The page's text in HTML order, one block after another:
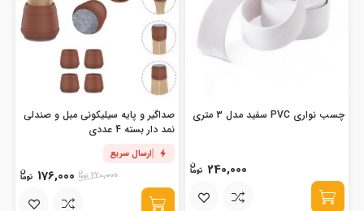
چسب نواری PVC سفید مدل 3 متری
240,000
صداگیر و پایه سیلیکونی مبل و صندلی
نمد دار بسته 4 عددی
ارسال سریع
220,000
176,000